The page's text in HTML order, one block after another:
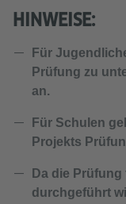
HINWEISE:
Für
Prüfung zu
an.
Für Schulen
Projekts
Da die
durchgeführt